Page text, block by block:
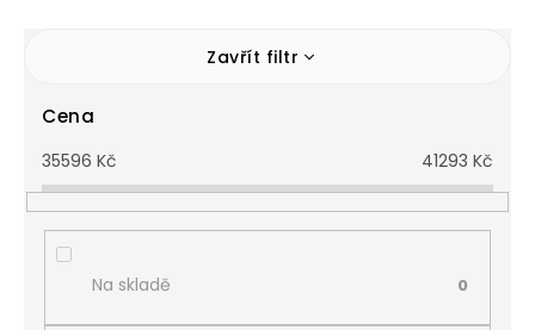
Zavřít filtr
Cena
35596 Kč 41293 Kč
Na skladě 0